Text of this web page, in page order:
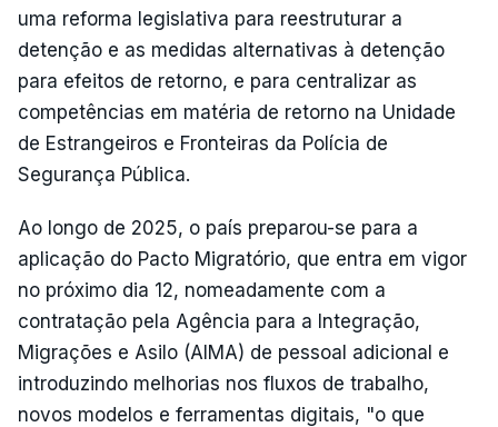
uma reforma legislativa para reestruturar a
detenção e as medidas alternativas à detenção
para efeitos de retorno, e para centralizar as
competências em matéria de retorno na Unidade
de Estrangeiros e Fronteiras da Polícia de
Segurança Pública.
Ao longo de 2025, o país preparou-se para a
aplicação do Pacto Migratório, que entra em vigor
no próximo dia 12, nomeadamente com a
contratação pela Agência para a Integração,
Migrações e Asilo (AIMA) de pessoal adicional e
introduzindo melhorias nos fluxos de trabalho,
novos modelos e ferramentas digitais, "o que